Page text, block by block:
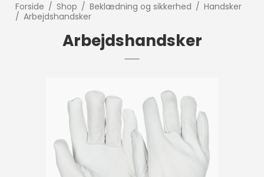
Forside / Shop / Beklædning og sikkerhed / Handsker
/ Arbejdshandsker
Arbejdshandsker